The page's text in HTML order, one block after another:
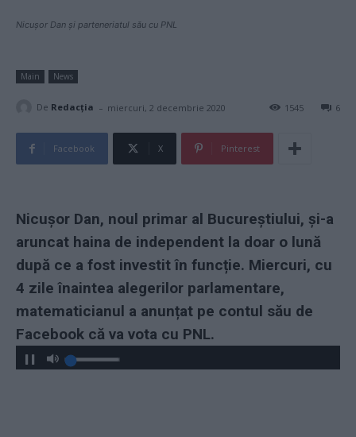
Nicușor Dan și parteneriatul său cu PNL
Main News
De Redacţia - miercuri, 2 decembrie 2020 6
1545
Facebook X Pinterest
Nicușor Dan, noul primar al Bucureștiului, și-a
aruncat haina de independent la doar o lună
după ce a fost investit în funcție. Miercuri, cu
4 zile înaintea alegerilor parlamentare,
matematicianul a anunțat pe contul său de
Facebook că va vota cu PNL.